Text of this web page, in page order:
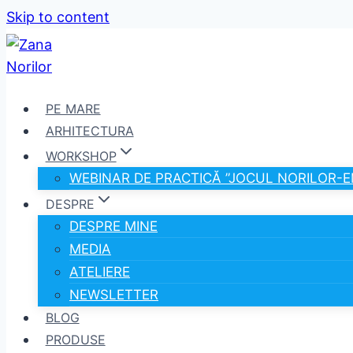
Skip to content
PE MARE
ARHITECTURA
WORKSHOP
WEBINAR DE PRACTICĂ ”JOCUL NORILOR-
DESPRE
DESPRE MINE
MEDIA
ATELIERE
NEWSLETTER
BLOG
PRODUSE